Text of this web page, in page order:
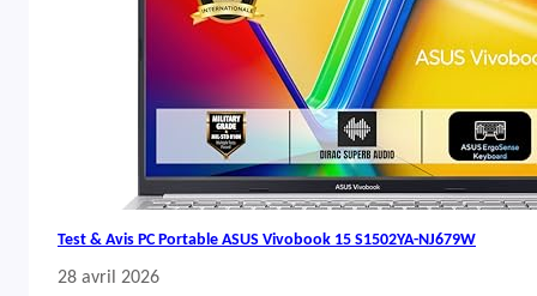
Test & Avis PC Portable ASUS Vivobook 15 S1502YA-NJ679W
28 avril 2026